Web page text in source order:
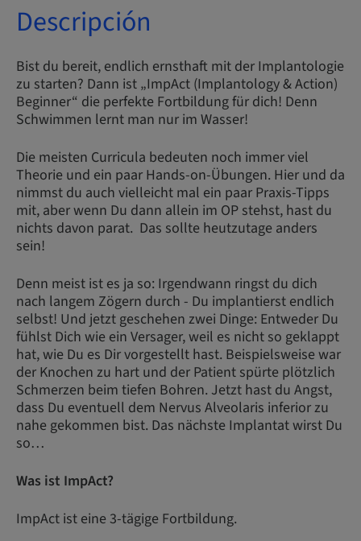
Descripción
Bist du bereit, endlich ernsthaft mit der Implantologie
zu starten? Dann ist „ImpAct (Implantology & Action)
Beginner“ die perfekte Fortbildung für dich! Denn
Schwimmen lernt man nur im Wasser!
Die meisten Curricula bedeuten noch immer viel
Theorie und ein paar Hands-on-Übungen. Hier und da
nimmst du auch vielleicht mal ein paar Praxis-Tipps
mit, aber wenn Du dann allein im OP stehst, hast du
nichts davon parat. Das sollte heutzutage anders
sein!
Denn meist ist es ja so: Irgendwann ringst du dich
nach langem Zögern durch - Du implantierst endlich
selbst! Und jetzt geschehen zwei Dinge: Entweder Du
fühlst Dich wie ein Versager, weil es nicht so geklappt
hat, wie Du es Dir vorgestellt hast. Beispielsweise war
der Knochen zu hart und der Patient spürte plötzlich
Schmerzen beim tiefen Bohren. Jetzt hast du Angst,
dass Du eventuell dem Nervus Alveolaris inferior zu
nahe gekommen bist. Das nächste Implantat wirst Du
so…
Was ist ImpAct?
ImpAct ist eine 3-tägige Fortbildung.